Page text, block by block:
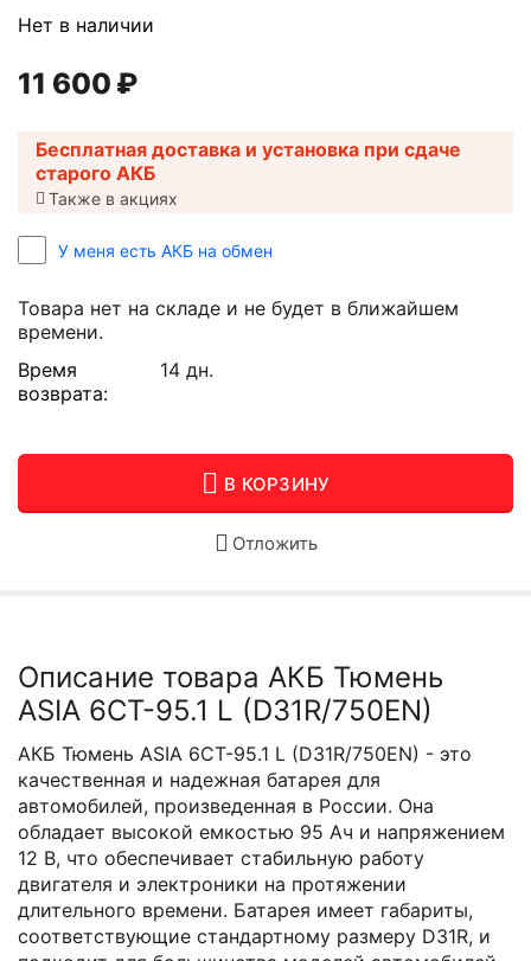
Нет в наличии
11 600 ₽
Бесплатная доставка и установка при сдаче
старого АКБ
Также в акциях
У меня есть АКБ на обмен
Товара нет на складе и не будет в ближайшем
времени.
Время
возврата:
14 дн.
В КОРЗИНУ
Отложить
Описание товара АКБ Тюмень
ASIA 6СТ-95.1 L (D31R/750EN)
АКБ Тюмень ASIA 6СТ-95.1 L (D31R/750EN) - это
качественная и надежная батарея для
автомобилей, произведенная в России. Она
обладает высокой емкостью 95 Ач и напряжением
12 В, что обеспечивает стабильную работу
двигателя и электроники на протяжении
длительного времени. Батарея имеет габариты,
соответствующие стандартному размеру D31R, и